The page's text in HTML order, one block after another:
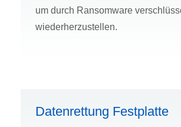
um durch Ransomware
wiederherzustellen.
Datenrettung Festplatte